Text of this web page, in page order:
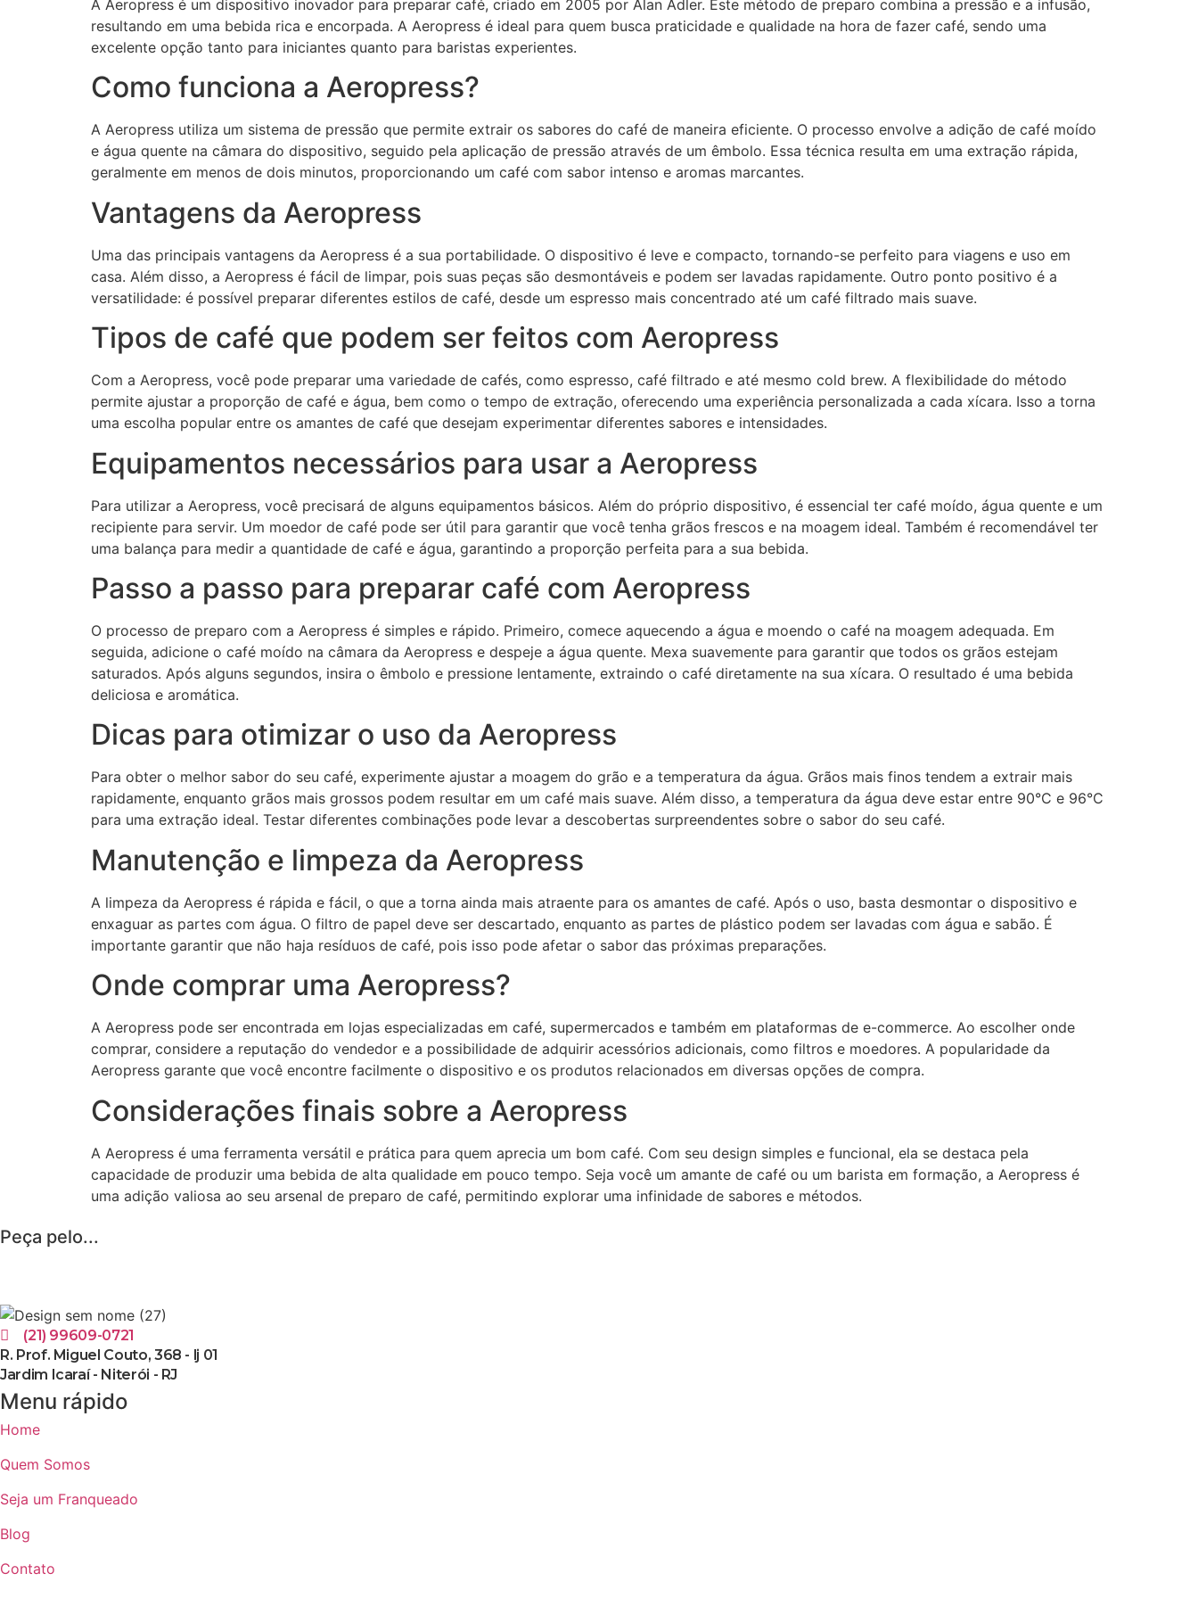
A Aeropress é um dispositivo inovador para preparar café, criado em 2005 por Alan Adler. Este método de preparo combina a pressão e a infusão,
resultando em uma bebida rica e encorpada. A Aeropress é ideal para quem busca praticidade e qualidade na hora de fazer café, sendo uma
excelente opção tanto para iniciantes quanto para baristas experientes.
Como funciona a Aeropress?
A Aeropress utiliza um sistema de pressão que permite extrair os sabores do café de maneira eficiente. O processo envolve a adição de café moído
e água quente na câmara do dispositivo, seguido pela aplicação de pressão através de um êmbolo. Essa técnica resulta em uma extração rápida,
geralmente em menos de dois minutos, proporcionando um café com sabor intenso e aromas marcantes.
Vantagens da Aeropress
Uma das principais vantagens da Aeropress é a sua portabilidade. O dispositivo é leve e compacto, tornando-se perfeito para viagens e uso em
casa. Além disso, a Aeropress é fácil de limpar, pois suas peças são desmontáveis e podem ser lavadas rapidamente. Outro ponto positivo é a
versatilidade: é possível preparar diferentes estilos de café, desde um espresso mais concentrado até um café filtrado mais suave.
Tipos de café que podem ser feitos com Aeropress
Com a Aeropress, você pode preparar uma variedade de cafés, como espresso, café filtrado e até mesmo cold brew. A flexibilidade do método
permite ajustar a proporção de café e água, bem como o tempo de extração, oferecendo uma experiência personalizada a cada xícara. Isso a torna
uma escolha popular entre os amantes de café que desejam experimentar diferentes sabores e intensidades.
Equipamentos necessários para usar a Aeropress
Para utilizar a Aeropress, você precisará de alguns equipamentos básicos. Além do próprio dispositivo, é essencial ter café moído, água quente e um
recipiente para servir. Um moedor de café pode ser útil para garantir que você tenha grãos frescos e na moagem ideal. Também é recomendável ter
uma balança para medir a quantidade de café e água, garantindo a proporção perfeita para a sua bebida.
Passo a passo para preparar café com Aeropress
O processo de preparo com a Aeropress é simples e rápido. Primeiro, comece aquecendo a água e moendo o café na moagem adequada. Em
seguida, adicione o café moído na câmara da Aeropress e despeje a água quente. Mexa suavemente para garantir que todos os grãos estejam
saturados. Após alguns segundos, insira o êmbolo e pressione lentamente, extraindo o café diretamente na sua xícara. O resultado é uma bebida
deliciosa e aromática.
Dicas para otimizar o uso da Aeropress
Para obter o melhor sabor do seu café, experimente ajustar a moagem do grão e a temperatura da água. Grãos mais finos tendem a extrair mais
rapidamente, enquanto grãos mais grossos podem resultar em um café mais suave. Além disso, a temperatura da água deve estar entre 90°C e 96°C
para uma extração ideal. Testar diferentes combinações pode levar a descobertas surpreendentes sobre o sabor do seu café.
Manutenção e limpeza da Aeropress
A limpeza da Aeropress é rápida e fácil, o que a torna ainda mais atraente para os amantes de café. Após o uso, basta desmontar o dispositivo e
enxaguar as partes com água. O filtro de papel deve ser descartado, enquanto as partes de plástico podem ser lavadas com água e sabão. É
importante garantir que não haja resíduos de café, pois isso pode afetar o sabor das próximas preparações.
Onde comprar uma Aeropress?
A Aeropress pode ser encontrada em lojas especializadas em café, supermercados e também em plataformas de e-commerce. Ao escolher onde
comprar, considere a reputação do vendedor e a possibilidade de adquirir acessórios adicionais, como filtros e moedores. A popularidade da
Aeropress garante que você encontre facilmente o dispositivo e os produtos relacionados em diversas opções de compra.
Considerações finais sobre a Aeropress
A Aeropress é uma ferramenta versátil e prática para quem aprecia um bom café. Com seu design simples e funcional, ela se destaca pela
capacidade de produzir uma bebida de alta qualidade em pouco tempo. Seja você um amante de café ou um barista em formação, a Aeropress é
uma adição valiosa ao seu arsenal de preparo de café, permitindo explorar uma infinidade de sabores e métodos.
Peça pelo...
(21) 99609-0721
R. Prof. Miguel Couto, 368 - lj 01
Jardim Icaraí - Niterói - RJ
Menu rápido
Home
Quem Somos
Seja um Franqueado
Blog
Contato